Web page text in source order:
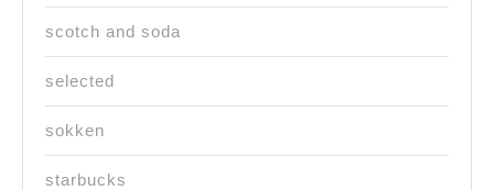
scotch and soda
selected
sokken
starbucks